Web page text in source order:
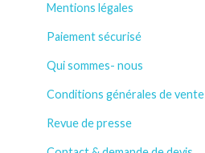
Mentions légales
Paiement sécurisé
Qui sommes- nous
Conditions générales de vente
Revue de presse